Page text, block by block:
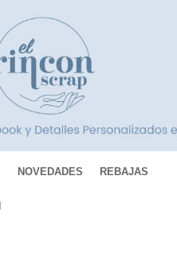
NOVEDADES REBAJAS